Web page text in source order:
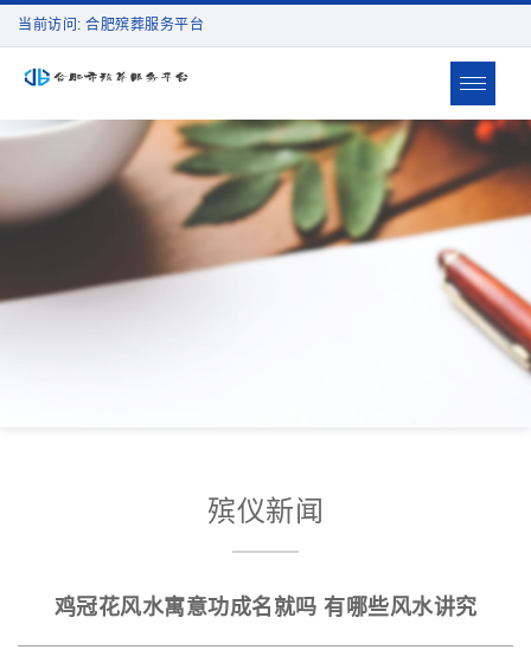
当前访问: 合肥殡葬服务平台
Toggle
殡仪新闻
鸡冠花风水寓意功成名就吗 有哪些风水讲究